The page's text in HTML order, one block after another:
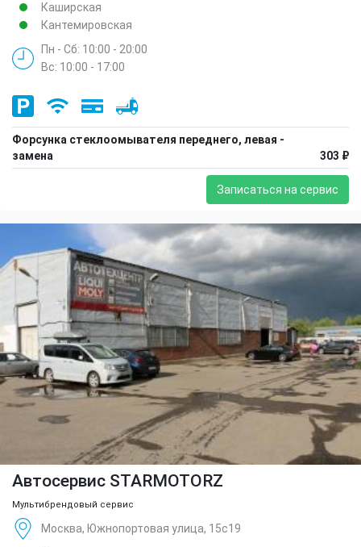
Каширская
Кантемировская
Пн - Сб: 10:00 - 20:00
Вс: 10:00 - 17:00
Форсунка стеклоомывателя переднего, левая -
замена
303 ₽
Записаться на сервис
Автосервис STARMOTORZ
Мультибрендовый сервис
Москва, Южнопортовая улица, 15с19